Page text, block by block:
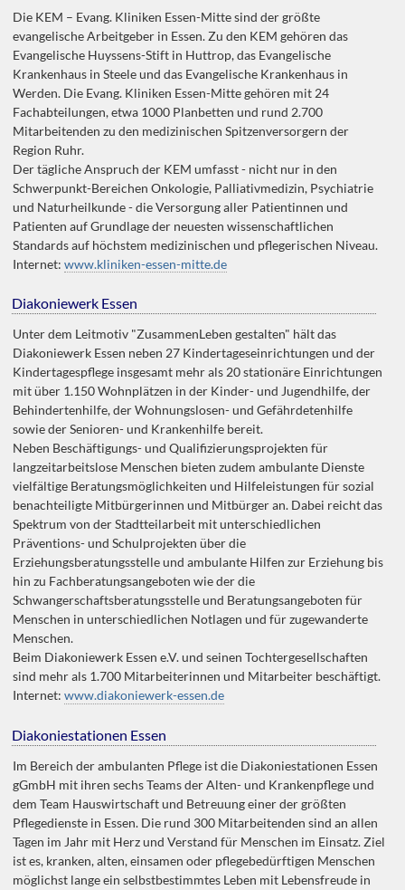
Die KEM – Evang. Kliniken Essen-Mitte sind der größte
evangelische Arbeitgeber in Essen. Zu den KEM gehören das
Evangelische Huyssens-Stift in Huttrop, das Evangelische
Krankenhaus in Steele und das Evangelische Krankenhaus in
Werden. Die Evang. Kliniken Essen-Mitte gehören mit 24
Fachabteilungen, etwa 1000 Planbetten und rund 2.700
Mitarbeitenden zu den medizinischen Spitzenversorgern der
Region Ruhr.
Der tägliche Anspruch der KEM umfasst - nicht nur in den
Schwerpunkt-Bereichen Onkologie, Palliativmedizin, Psychiatrie
und Naturheilkunde - die Versorgung aller Patientinnen und
Patienten auf Grundlage der neuesten wissenschaftlichen
Standards auf höchstem medizinischen und pflegerischen Niveau.
Internet:www.kliniken-essen-mitte.de
Diakoniewerk Essen
Unter dem Leitmotiv "ZusammenLeben gestalten" hält das
Diakoniewerk Essen neben 27 Kindertageseinrichtungen und der
Kindertagespflege insgesamt mehr als 20 stationäre Einrichtungen
mit über 1.150 Wohnplätzen in der Kinder- und Jugendhilfe, der
Behindertenhilfe, der Wohnungslosen- und Gefährdetenhilfe
sowie der Senioren- und Krankenhilfe bereit.
Neben Beschäftigungs- und Qualifizierungsprojekten für
langzeitarbeitslose Menschen bieten zudem ambulante Dienste
vielfältige Beratungsmöglichkeiten und Hilfeleistungen für sozial
benachteiligte Mitbürgerinnen und Mitbürger an. Dabei reicht das
Spektrum von der Stadtteilarbeit mit unterschiedlichen
Präventions- und Schulprojekten über die
Erziehungsberatungsstelle und ambulante Hilfen zur Erziehung bis
hin zu Fachberatungsangeboten wie der die
Schwangerschaftsberatungsstelle und Beratungsangeboten für
Menschen in unterschiedlichen Notlagen und für zugewanderte
Menschen.
Beim Diakoniewerk Essen e.V. und seinen Tochtergesellschaften
sind mehr als 1.700 Mitarbeiterinnen und Mitarbeiter beschäftigt.
Internet:www.diakoniewerk-essen.de
Diakoniestationen Essen
Im Bereich der ambulanten Pflege ist die Diakoniestationen Essen
gGmbH mit ihren sechs Teams der Alten- und Krankenpflege und
dem Team Hauswirtschaft und Betreuung einer der größten
Pflegedienste in Essen. Die rund 300 Mitarbeitenden sind an allen
Tagen im Jahr mit Herz und Verstand für Menschen im Einsatz. Ziel
ist es, kranken, alten, einsamen oder pflegebedürftigen Menschen
möglichst lange ein selbstbestimmtes Leben mit Lebensfreude in